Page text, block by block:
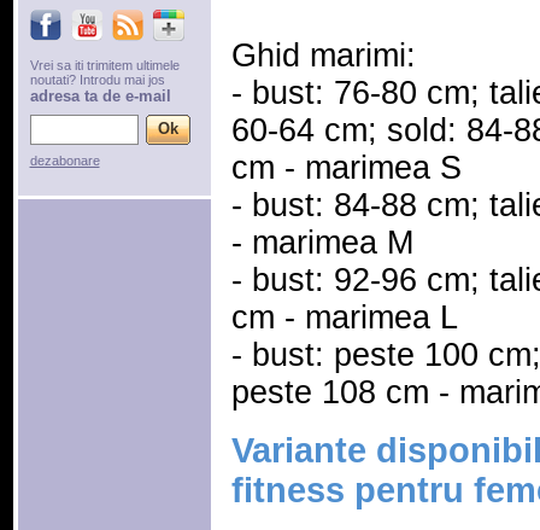
Ghid marimi:
- bust: 76-80 cm;
60-64 cm; sold: 84-
cm - marimea S
- bust: 84-88 cm;
- marimea M
- bust: 92-96 cm;
cm - marimea L
- bust: peste 100
peste 108 cm -
Variante
fitness pentru
Vrei sa iti trimitem ultimele
noutati? Introdu mai jos
adresa ta de e-mail
dezabonare